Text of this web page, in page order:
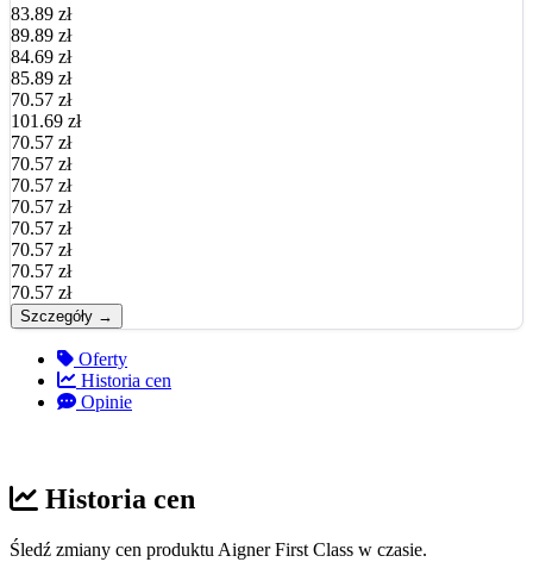
83.89 zł
89.89 zł
84.69 zł
85.89 zł
70.57 zł
101.69 zł
70.57 zł
70.57 zł
70.57 zł
70.57 zł
70.57 zł
70.57 zł
70.57 zł
70.57 zł
Szczegóły →
Oferty
Historia cen
Opinie
Historia cen
Śledź zmiany cen produktu Aigner First Class w czasie.